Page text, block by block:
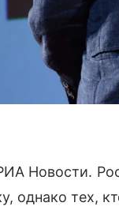
Новости.
однако тех,